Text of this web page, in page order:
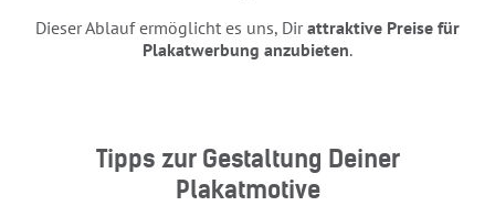
Dieser Ablauf ermöglicht es uns, Dirattraktive Preise für
Plakatwerbung anzubieten.
Tipps zur Gestaltung Deiner
Plakatmotive